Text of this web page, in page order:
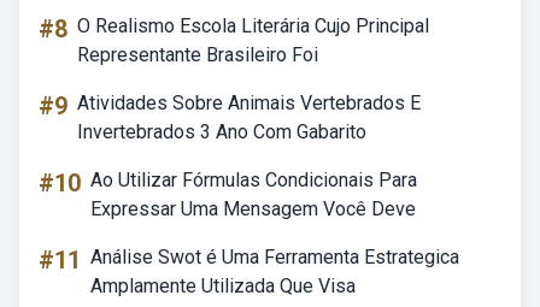
#8 O Realismo Escola Literária Cujo Principal
Representante Brasileiro Foi
#9 Atividades Sobre Animais Vertebrados E
Invertebrados 3 Ano Com Gabarito
#10 Ao Utilizar Fórmulas Condicionais Para
Expressar Uma Mensagem Você Deve
#11 Análise Swot é Uma Ferramenta Estrategica
Amplamente Utilizada Que Visa